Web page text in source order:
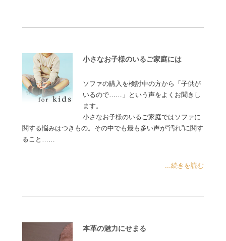
小さなお子様のいるご家庭には
ソファの購入を検討中の方から「子供が
いるので……」という声をよくお聞きし
ます。
小さなお子様のいるご家庭ではソファに
関する悩みはつきもの。その中でも最も多い声が“汚れ”に関す
ること……
...続きを読む
本革の魅力にせまる